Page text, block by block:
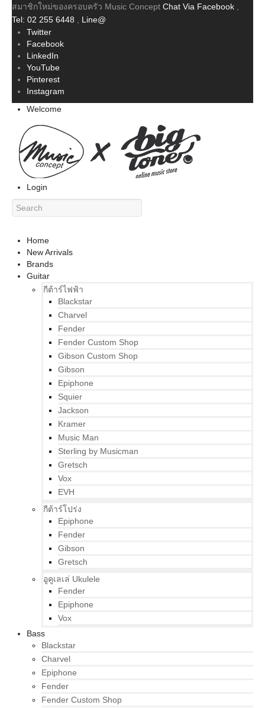
สมาชิกใหม่ของครอบครัว Music Concept Chat Via Facebook
Tel: 02 255 6448
Line@
Twitter
Facebook
LinkedIn
YouTube
Pinterest
Instagram
Welcome
Login
Home
New Arrivals
Brands
Guitar
กีต้าร์ไฟฟ้า
Blackstar
Charvel
Fender
Fender Custom Shop
Gibson Custom Shop
Gibson
Epiphone
Squier
Jackson
Kramer
Music Man
Sterling by Musicman
Gretsch
Vox
EVH
กีต้าร์โปร่ง
Epiphone
Fender
Gibson
Gretsch
อูคูเลเล่ Ukulele
Fender
Epiphone
Vox
Bass
Blackstar
Charvel
Epiphone
Fender
Fender Custom Shop